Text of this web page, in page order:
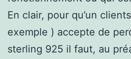
En clair, pour qu’un
exemple ) accepte de
sterling 925 il faut, au